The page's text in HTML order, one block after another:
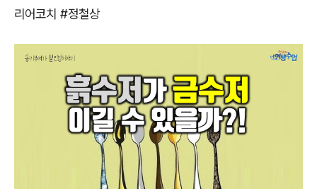
리어코치 #정철상